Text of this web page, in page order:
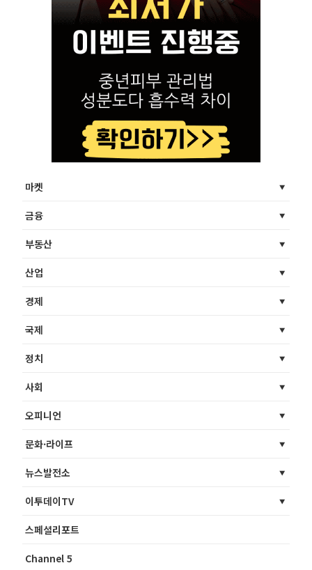
마켓
금융
부동산
산업
경제
국제
정치
사회
오피니언
문화·라이프
뉴스발전소
이투데이TV
스페셜리포트
Channel 5